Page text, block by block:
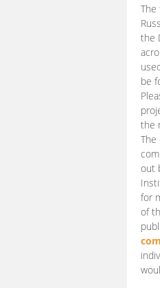
The
the
be
the
The
out
for
of